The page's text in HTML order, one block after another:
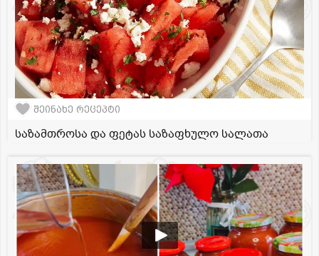
შეინახე რეცეპტი
საზამთროსა და ფეტას საზაფხულო სალათა